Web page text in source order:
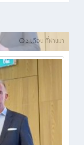
3 เดือน ที่ผ่านมา